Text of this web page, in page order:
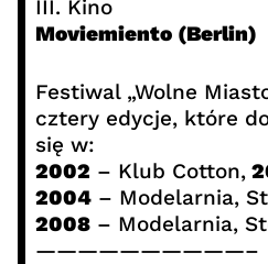
III. Kino
Moviemiento (Berlin)
Festiwal „Wolne
cztery edycje, które
się w:
2002 – Klub Cotton,
2004– Modelarnia,
2008– Modelarnia,
——————————–